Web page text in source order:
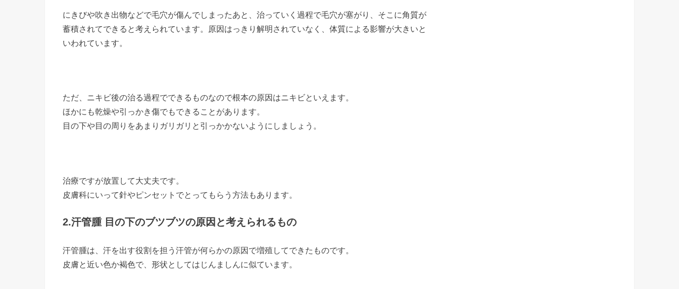
にきびや吹き出物などで毛穴が傷んでしまったあと、治っていく過程で毛穴が塞がり、そこに角質が
蓄積されてできると考えられています。原因はっきり解明されていなく、体質による影響が大きいと
いわれています。
ただ、ニキビ後の治る過程でできるものなので根本の原因はニキビといえます。
ほかにも乾燥や引っかき傷でもできることがあります。
目の下や目の周りをあまりガリガリと引っかかないようにしましょう。
治療ですが放置して大丈夫です。
皮膚科にいって針やピンセットでとってもらう方法もあります。
2.汗管腫 目の下のブツブツの原因と考えられるもの
汗管腫は、汗を出す役割を担う汗管が何らかの原因で増殖してできたものです。
皮膚と近い色か褐色で、形状としてはじんましんに似ています。